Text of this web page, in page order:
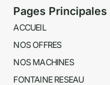
Pages Principales
ACCUEIL
NOS OFFRES
NOS MACHINES
FONTAINE RESEAU